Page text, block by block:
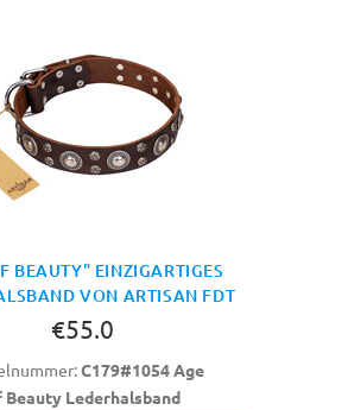
BEAUTY" EINZIGARTIGES
VON ARTISAN FDT
€55.0
C179#1054 Age
Beauty Lederhalsband